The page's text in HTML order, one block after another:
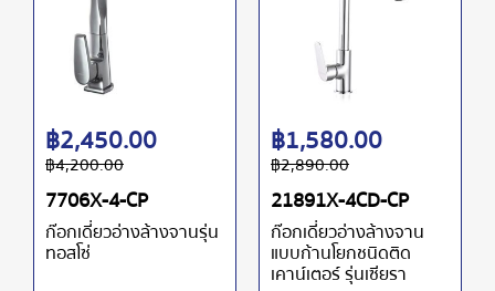
7706X-4-CP
ก๊อกเดี่ยวอ่างล้างจานรุ่น
ทอสโซ่
฿4,200.00
฿2,450.00
21891X-4CD-CP
ก๊อกเดี่ยวอ่างล้างจาน
แบบก้านโยกชนิดติด
เคาน์เตอร์ รุ่นเซียรา
฿2,890.00
฿1,580.00